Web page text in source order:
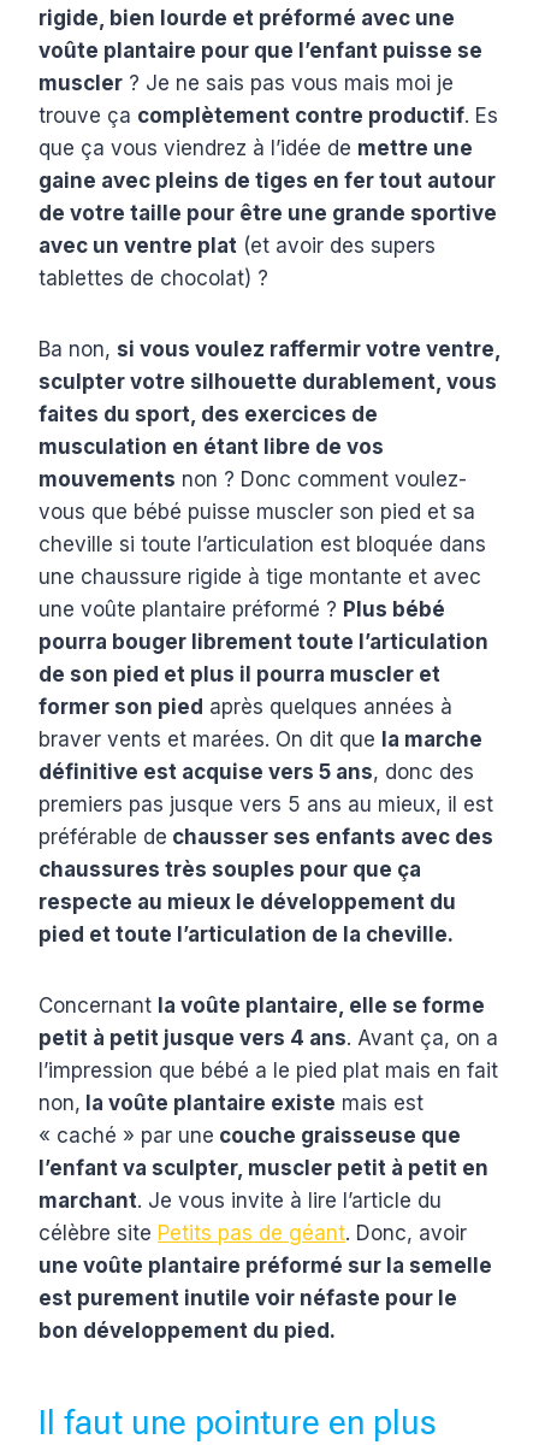
rigide, bien lourde et préformé avec une
voûte plantaire pour que l’enfant puisse se
muscler ? Je ne sais pas vous mais moi je
trouve ça complètement contre productif. Es
que ça vous viendrez à l’idée de mettre une
gaine avec pleins de tiges en fer tout autour
de votre taille pour être une grande sportive
avec un ventre plat (et avoir des supers
tablettes de chocolat) ?
Ba non, si vous voulez raffermir votre ventre,
sculpter votre silhouette durablement, vous
faites du sport, des exercices de
musculation en étant libre de vos
mouvements non ? Donc comment voulez-
vous que bébé puisse muscler son pied et sa
cheville si toute l’articulation est bloquée dans
une chaussure rigide à tige montante et avec
une voûte plantaire préformé ? Plus bébé
pourra bouger librement toute l’articulation
de son pied et plus il pourra muscler et
former son pied après quelques années à
braver vents et marées. On dit que la marche
définitive est acquise vers 5 ans, donc des
premiers pas jusque vers 5 ans au mieux, il est
préférable de chausser ses enfants avec des
chaussures très souples pour que ça
respecte au mieux le développement du
pied et toute l’articulation de la cheville.
Concernant la voûte plantaire, elle se forme
petit à petit jusque vers 4 ans. Avant ça, on a
l’impression que bébé a le pied plat mais en fait
non, la voûte plantaire existe mais est
« caché » par une couche graisseuse que
l’enfant va sculpter, muscler petit à petit en
marchant. Je vous invite à lire l’article du
célèbre site Petits pas de géant. Donc, avoir
une voûte plantaire préformé sur la semelle
est purement inutile voir néfaste pour le
bon développement du pied.
Il faut une pointure en plus